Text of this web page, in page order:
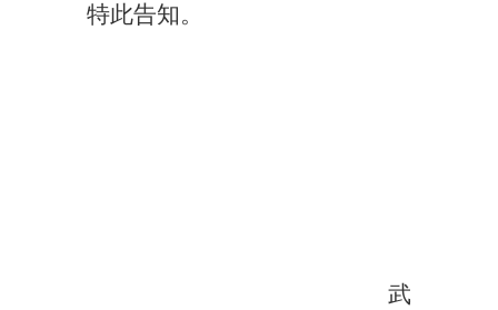
特此告知。
武